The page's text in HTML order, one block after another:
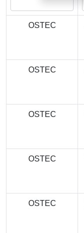
OSTEC
OSTEC
OSTEC
OSTEC
OSTEC